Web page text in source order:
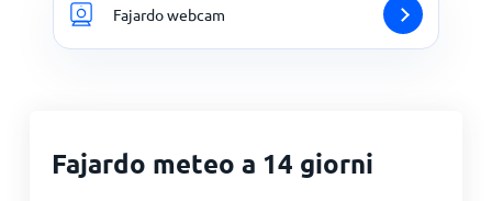
Fajardo webcam
Fajardo meteo a 14 giorni